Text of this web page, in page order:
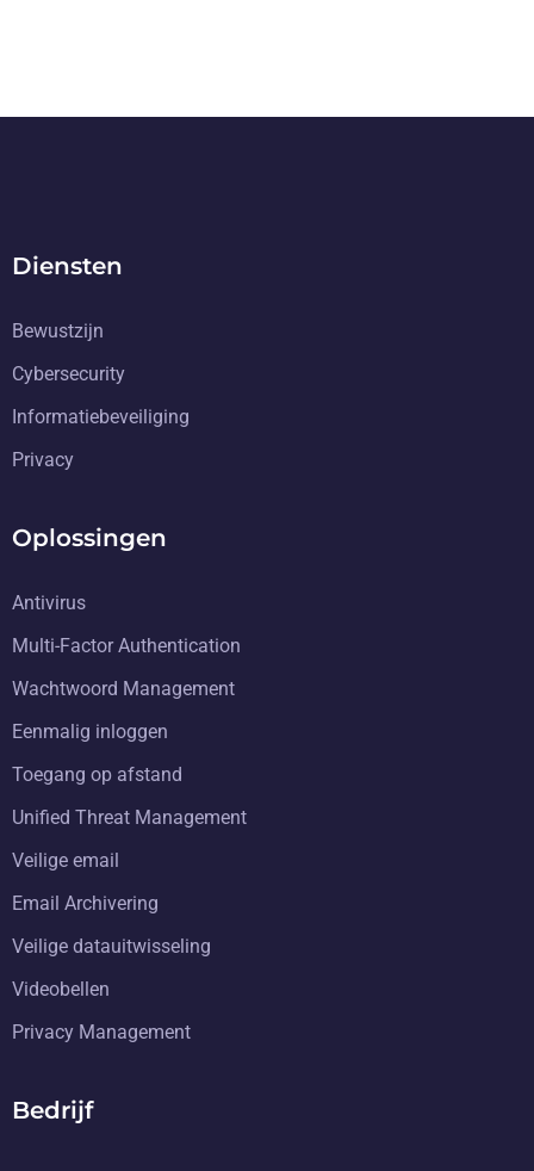
Diensten
Bewustzijn
Cybersecurity
Informatiebeveiliging
Privacy
Oplossingen
Antivirus
Multi-Factor Authentication
Wachtwoord Management
Eenmalig inloggen
Toegang op afstand
Unified Threat Management
Veilige email
Email Archivering
Veilige datauitwisseling
Videobellen
Privacy Management
Bedrijf